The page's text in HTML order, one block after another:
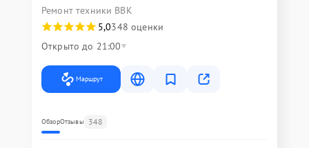
Ремонт техники BBK
5,0348 оценки
Открыто до 21:00
Маршрут
ОбзорОтзывы 348